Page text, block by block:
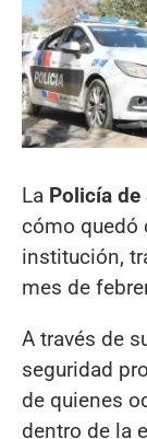
La Policía de
cómo quedó
institución,
mes de
A través de
seguridad
de quienes
dentro de la